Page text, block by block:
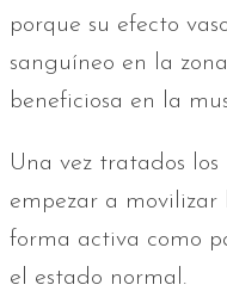
porque su efecto
sanguíneo en la
beneficiosa en la
Una vez tratados los
empezar a
forma activa como
el estado normal.